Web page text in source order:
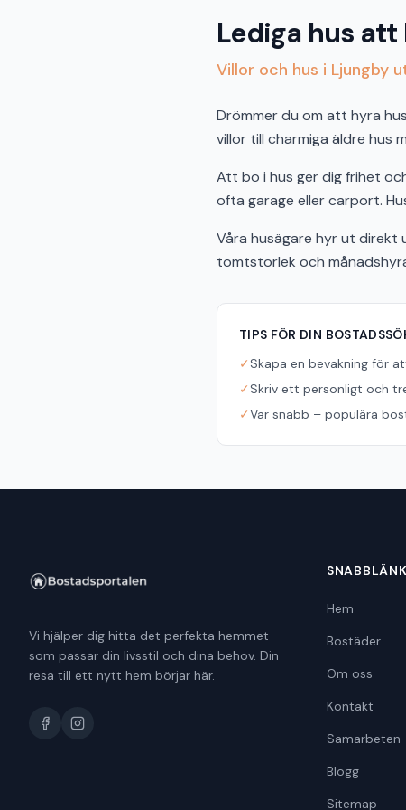
Lediga hus
Villor och hus i Ljungby
Drömmer du om att hyra
villor till charmiga äldre hus
Att bo i hus ger dig frihet
ofta garage eller carport.
Våra husägare hyr ut direkt
tomtstorlek och
TIPS FÖR DIN
✓Skapa en bevakning för
✓Skriv ett personligt och
✓Var snabb – populära
Vi hjälper dig hitta det perfekta hemmet
som passar din livsstil och dina behov. Din
resa till ett nytt hem börjar här.
Hem
Bostäder
Om oss
Kontakt
Samarbeten
Blogg
Sitemap